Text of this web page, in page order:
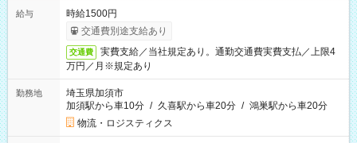
給与
時給1500円
交通費別途支給あり
交通費
実費支給／当社規定あり。通勤交通費実費支払／上限4
万円／月※規定あり
勤務地
埼玉県加須市
加須駅から車10分 / 久喜駅から車20分 / 鴻巣駅から車20分
物流・ロジスティクス